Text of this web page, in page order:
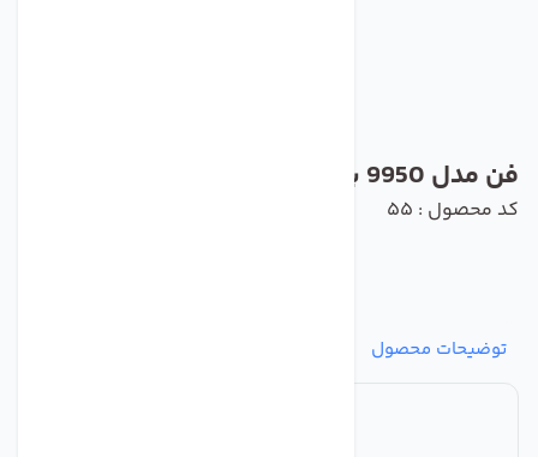
فن مدل 9950 برند ebmpapst
کد محصول : 55
توضیحات محصول